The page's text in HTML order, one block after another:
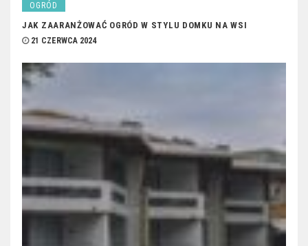
OGRÓD
JAK ZAARANŻOWAĆ OGRÓD W STYLU DOMKU NA WSI
21 CZERWCA 2024